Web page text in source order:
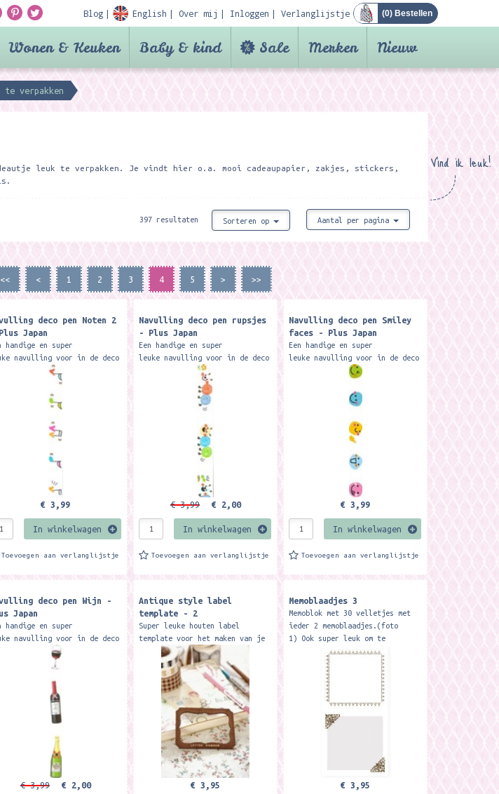
Blog English Over mij Inloggen Verlanglijstje (0) Bestellen
Wonen & Keuken Baby & kind Sale Merken Nieuw
te verpakken
Vind ik leuk!
leuk te verpakken. Je vindt hier o.a. mooi cadeaupapier, zakjes, stickers,
397 resultaten Sorteren op Aantal per pagina
<< < 1 2 3 4 5 > >>
deco pen Noten 2
Japan
handige en super
navulling voor in de deco
Zo kun je met één deco pen
veel verschillende
maken. Te...
€ 3,99
In winkelwagen
Toevoegen aan verlanglijstje
Navulling deco pen rupsjes
- Plus Japan
Een handige en super
leuke navulling voor in de deco
pen. Zo kun je met één deco pen
super veel verschillende
designs maken. Te...
€ 3,99 € 2,00
In winkelwagen
Toevoegen aan verlanglijstje
Navulling deco pen Smiley
faces - Plus Japan
Een handige en super
leuke navulling voor in de deco
pen. Zo kun je met één deco pen
designs maken. Te...
€ 3,99
In winkelwagen
Toevoegen aan verlanglijstje
deco pen Wijn -
Japan
handige en super
navulling voor in de deco
Zo kun je met één deco pen
veel verschillende
€ 3,99 € 2,00
Antique style label
template - 2
Super leuke houten label
template voor het maken van je
eigen labels op bijvoorbeeld je
notebooks, post, cadeautjes en
noem maar op. Formaat van...
€ 3,95
Memoblaadjes 3
Memoblok met 30 velletjes met
ieder 2 memoblaadjes.(foto
1) Ook super leuk om te
gebruiken in je
(bullet)journal. Formaat blok
ca. 15.5 x 8...
€ 3,95